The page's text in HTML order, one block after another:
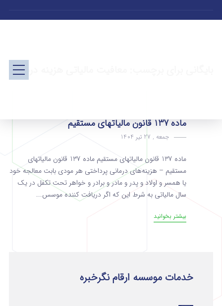
بایگانی برای برچسب: معافیت مالیاتی هزینه درمانی
ماده 137 قانون مالیاتهای مستقیم
جمعه , 27 تیر 1404
ماده 137 قانون مالیاتهای مستقیم ماده 137 قانون مالیاتهای
مستقیم – هزینه‌های درمانی پرداختی هر مودی بابت معالجه خود
یا همسر و اولاد و پدر و مادر و برادر و خواهر تحت تکفل در یک
سال مالیاتی‌ به شرط این که اگر دریافت‌ کننده موسس...
بیشتر بخوانید
خدمات موسسه ارقام نگرخبره